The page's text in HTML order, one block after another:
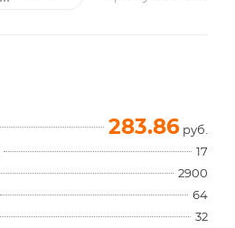
283.86 руб.
17
2900
64
32